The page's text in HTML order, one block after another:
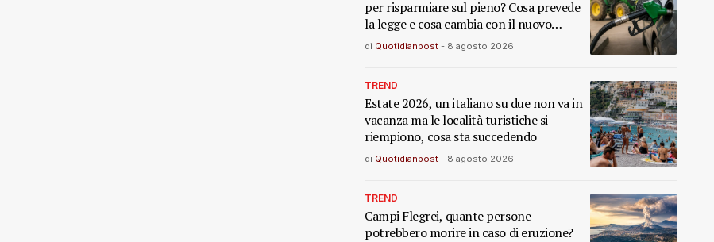
per risparmiare sul pieno? Cosa prevede
la legge e cosa cambia con il nuovo
decreto
di Quotidianpost - 8 agosto 2026
TREND
Estate 2026, un italiano su due non va in
vacanza ma le località turistiche si
riempiono, cosa sta succedendo
di Quotidianpost - 8 agosto 2026
TREND
Campi Flegrei, quante persone
potrebbero morire in caso di eruzione?